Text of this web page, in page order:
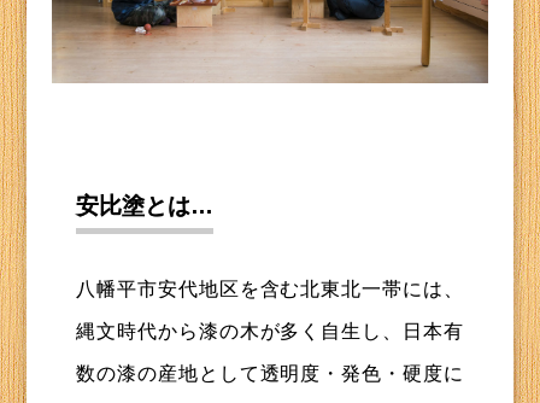
安比塗とは…
八幡平市安代地区を含む北東北一帯には、
縄文時代から漆の木が多く自生し、日本有
数の漆の産地として透明度・発色・硬度に